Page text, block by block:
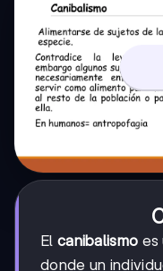
El canibalismo es
donde un